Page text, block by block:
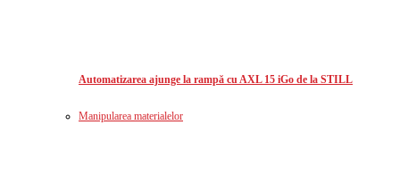
Automatizarea ajunge la rampă cu AXL 15 iGo de la STILL
Manipularea materialelor